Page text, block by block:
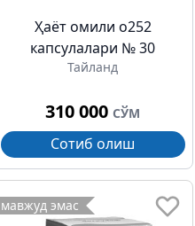
Ҳаёт омили о252
капсулалари № 30
Тайланд
310 000 СЎМ
Сотиб олиш
мавжуд эмас